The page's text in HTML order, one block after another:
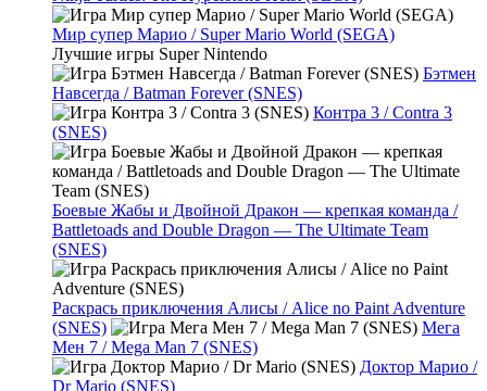
Мир супер Марио / Super Mario World (SEGA)
Лучшие игры Super Nintendo
Бэтмен
Навсегда / Batman Forever (SNES)
Контра 3 / Contra 3
(SNES)
Боевые Жабы и Двойной Дракон — крепкая команда /
Battletoads and Double Dragon — The Ultimate Team
(SNES)
Раскрась приключения Алисы / Alice no Paint Adventure
(SNES)
Мега
Мен 7 / Mega Man 7 (SNES)
Доктор Марио /
Dr Mario (SNES)